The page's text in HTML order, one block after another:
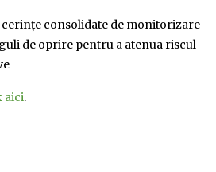
cerințe consolidate de monitorizare
de oprire pentru a atenua riscul
aici.